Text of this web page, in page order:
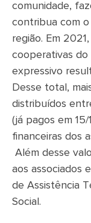
comunidade,
contribua com
região. Em
cooperativas do
expressivo
Desse total,
distribuídos
(já pagos em
financeiras dos
Além desse
aos associados
de Assistência
Social.